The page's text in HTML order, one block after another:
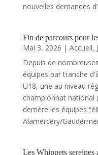
nouvelles demandes
Fin de parcours pour
Mai 3, 2026 | Accueil,
Depuis de
équipes par tranche
U18, une au niveau
championnat national
derrière les équipes
Alamercery/
Les Whippets sereines